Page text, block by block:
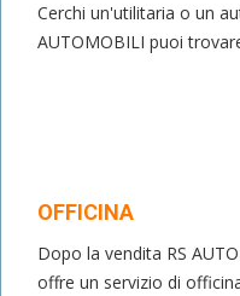
Cerchi un'utilitaria o un
AUTOMOBILI puoi
OFFICINA
Dopo la vendita RS
offre un servizio di